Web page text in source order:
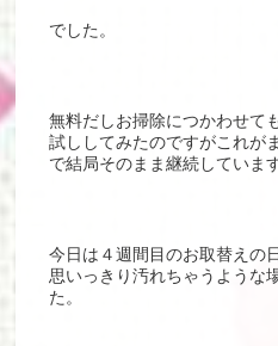
でした。
無料だしお掃除につかわせて
試ししてみたのですがこれが
で結局そのまま継続しています
今日は４週間目のお取替えの
思いっきり汚れちゃうような
た。